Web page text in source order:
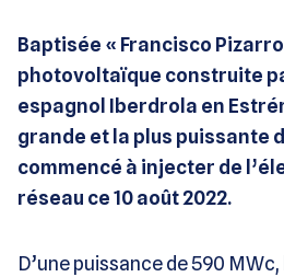
Baptisée « Francisco
photovoltaïque construite
espagnol Iberdrola en
grande et la plus puissante
commencé à injecter de
réseau ce 10 août 2022.
D’une puissance de 590 MWc,